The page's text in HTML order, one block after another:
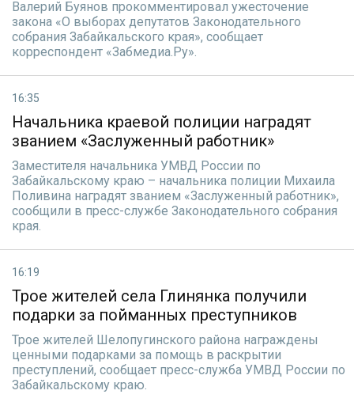
Валерий Буянов прокомментировал ужесточение
закона «О выборах депутатов Законодательного
собрания Забайкальского края», сообщает
корреспондент «Забмедиа.Ру».
16:35
Начальника краевой полиции наградят
званием «Заслуженный работник»
Заместителя начальника УМВД России по
Забайкальскому краю – начальника полиции Михаила
Поливина наградят званием «Заслуженный работник»,
сообщили в пресс-службе Законодательного собрания
края.
16:19
Трое жителей села Глинянка получили
подарки за пойманных преступников
Трое жителей Шелопугинского района награждены
ценными подарками за помощь в раскрытии
преступлений, сообщает пресс-служба УМВД России по
Забайкальскому краю.